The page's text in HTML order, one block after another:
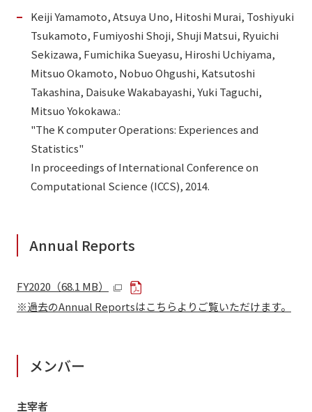
Keiji Yamamoto, Atsuya Uno, Hitoshi Murai, Toshiyuki
Tsukamoto, Fumiyoshi Shoji, Shuji Matsui, Ryuichi
Sekizawa, Fumichika Sueyasu, Hiroshi Uchiyama,
Mitsuo Okamoto, Nobuo Ohgushi, Katsutoshi
Takashina, Daisuke Wakabayashi, Yuki Taguchi,
Mitsuo Yokokawa.:
"The K computer Operations: Experiences and
Statistics"
In proceedings of International Conference on
Computational Science (ICCS), 2014.
Annual Reports
FY2020（68.1 MB）
※過去のAnnual Reportsはこちらよりご覧いただけます。
メンバー
主宰者